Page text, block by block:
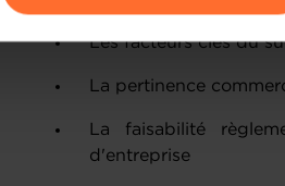
Les facteurs clés du
La pertinence
La faisabilité
d'entreprise